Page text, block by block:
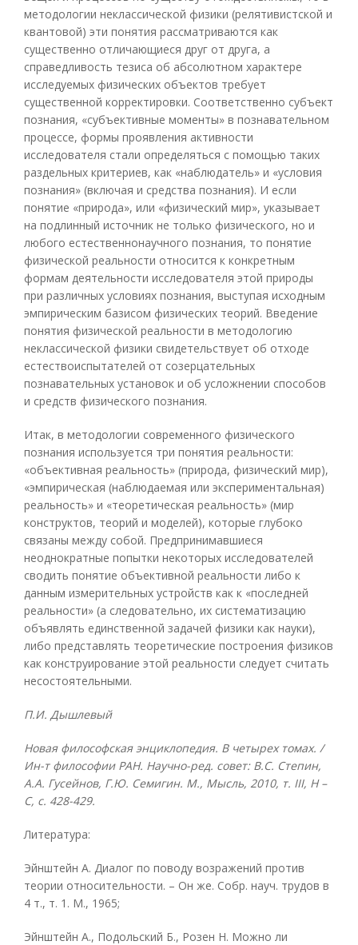
методологии неклассической физики (релятивистской и
квантовой) эти понятия рассматриваются как
существенно отличающиеся друг от друга, а
справедливость тезиса об абсолютном характере
исследуемых физических объектов требует
существенной корректировки. Соответственно субъект
познания, «субъективные моменты» в познавательном
процессе, формы проявления активности
исследователя стали определяться с помощью таких
раздельных критериев, как «наблюдатель» и «условия
познания» (включая и средства познания). И если
понятие «природа», или «физический мир», указывает
на подлинный источник не только физического, но и
любого естественнонаучного познания, то понятие
физической реальности относится к конкретным
формам деятельности исследователя этой природы
при различных условиях познания, выступая исходным
эмпирическим базисом физических теорий. Введение
понятия физической реальности в методологию
неклассической физики свидетельствует об отходе
естествоиспытателей от созерцательных
познавательных установок и об усложнении способов
и средств физического познания.
Итак, в методологии современного физического
познания используется три понятия реальности:
«объективная реальность» (природа, физический мир),
«эмпирическая (наблюдаемая или экспериментальная)
реальность» и «теоретическая реальность» (мир
конструктов, теорий и моделей), которые глубоко
связаны между собой. Предпринимавшиеся
неоднократные попытки некоторых исследователей
сводить понятие объективной реальности либо к
данным измерительных устройств как к «последней
реальности» (а следовательно, их систематизацию
объявлять единственной задачей физики как науки),
либо представлять теоретические построения физиков
как конструирование этой реальности следует считать
несостоятельными.
П.И. Дышлевый
Новая философская энциклопедия. В четырех томах. /
Ин-т философии РАН. Научно-ред. совет: В.С. Степин,
А.А. Гусейнов, Г.Ю. Семигин. М., Мысль, 2010, т. III, Н –
С, с. 428-429.
Литература:
Эйнштейн А. Диалог по поводу возражений против
теории относительности. – Он же. Собр. науч. трудов в
4 т., т. 1. М., 1965;
Эйнштейн Α., Подольский Б., Розен Н. Можно ли